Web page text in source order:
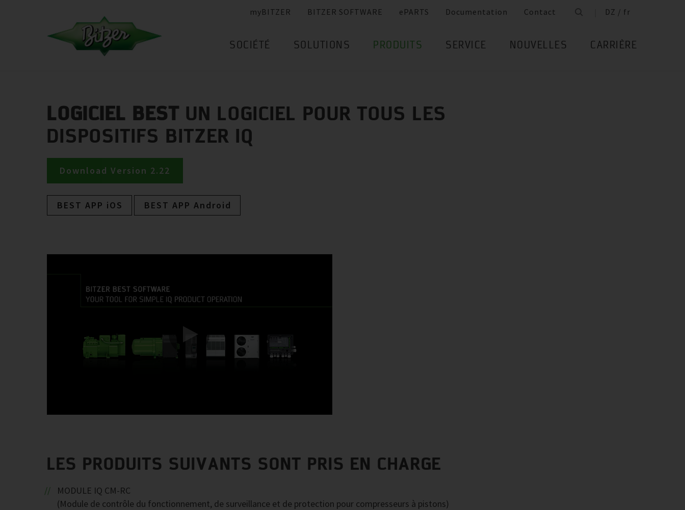
myBITZER BITZER SOFTWARE ePARTS Documentation Contact DZ / fr
SOCIÉTÉ SOLUTIONS PRODUITS SERVICE NOUVELLES CARRIÈRE
LOGICIEL BEST UN LOGICIEL POUR TOUS LES
DISPOSITIFS BITZER IQ
Download Version 2.22
BEST APP iOS BEST APP Android
LES PRODUITS SUIVANTS SONT PRIS EN CHARGE
MODULE IQ CM-RC
(Module de contrôle du fonctionnement, de surveillance et de protection pour compresseurs à pistons)